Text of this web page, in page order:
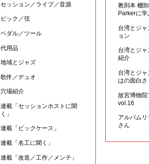
セッション／ライブ／音源
ピック／弦
ペダル／ツール
代用品
地域とジャズ
歌伴／デュオ
穴場紹介
連載「セッションホストに聞
く」
連載「ピックケース」
連載「名工に聞く」
連載「改造／工作／メンテ」
教則本 棚
Parkerに学
台湾とジ
ョン
台湾とジ
紹介
台湾とジ
はの面白さ
故宮博物院
vol.16
アルバム
さん